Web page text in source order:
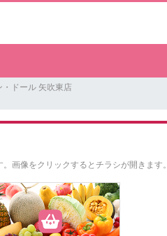
・ドール 矢吹東店
画像をクリックするとチラシが開きます。